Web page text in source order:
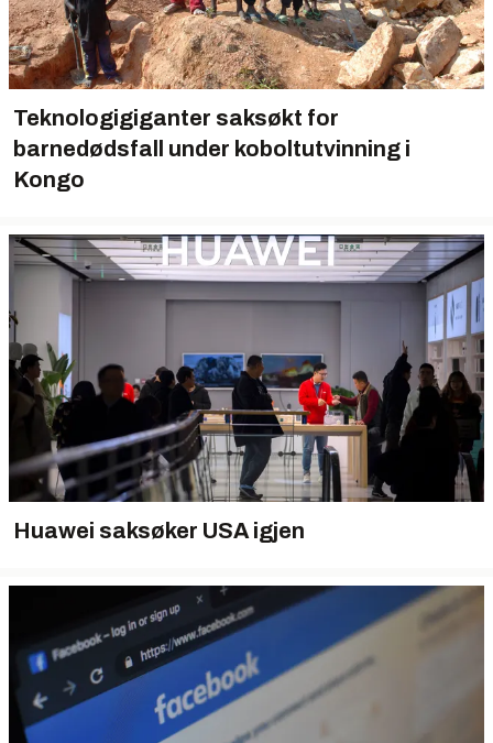
Teknologigiganter saksøkt for
barnedødsfall under koboltutvinning i
Kongo
Huawei saksøker USA igjen